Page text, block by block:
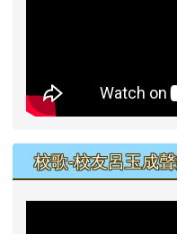
校歌-校友呂玉成